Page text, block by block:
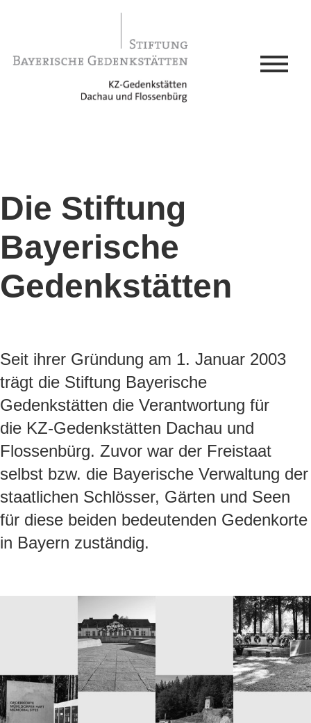
Die Stiftung
Bayerische
Gedenkstätten
Seit ihrer Gründung am 1. Januar 2003
trägt die Stiftung Bayerische
Gedenkstätten die Verantwortung für
die KZ-Gedenkstätten Dachau und
Flossenbürg. Zuvor war der Freistaat
selbst bzw. die Bayerische Verwaltung der
staatlichen Schlösser, Gärten und Seen
für diese beiden bedeutenden Gedenkorte
in Bayern zuständig.